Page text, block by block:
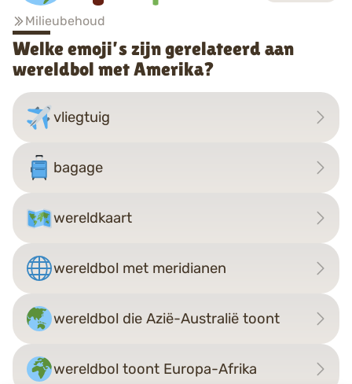
Milieubehoud
Welke emoji’s zijn gerelateerd aan
wereldbol met Amerika?
vliegtuig
bagage
wereldkaart
wereldbol met meridianen
wereldbol die Azië-Australië toont
wereldbol toont Europa-Afrika